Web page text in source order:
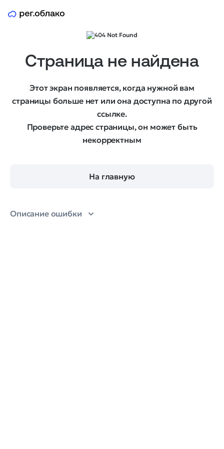
Страница не найдена
Этот экран появляется, когда нужной вам
страницы больше нет или она доступна по другой
ссылке.
Проверьте адрес страницы, он может быть
некорректным
На главную
Описание ошибки